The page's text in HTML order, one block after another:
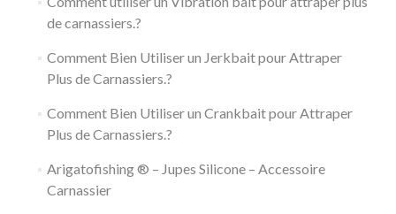
de carnassiers.?
Comment Bien Utiliser un Jerkbait pour Attraper
Plus de Carnassiers.?
Comment Bien Utiliser un Crankbait pour Attraper
Plus de Carnassiers.?
Arigatofishing ® – Jupes Silicone – Accessoire
Carnassier